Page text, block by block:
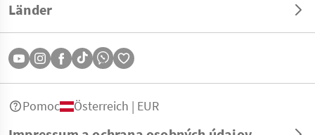
Länder
Pomoc Österreich | EUR